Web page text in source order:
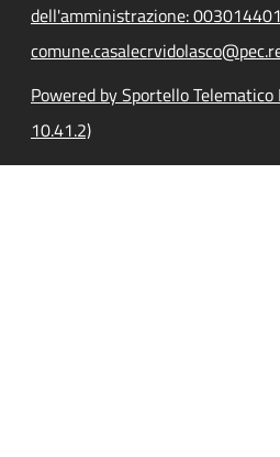
dell'amministrazione:
Powered by Sportello
10.41.2)